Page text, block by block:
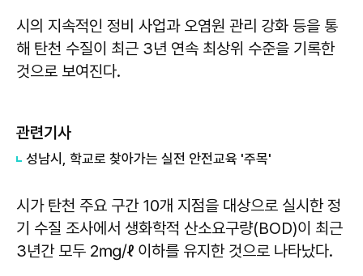
시의 지속적인 정비 사업과 오염원 관리 강화 등을 통
해 탄천 수질이 최근 3년 연속 최상위 수준을 기록한
것으로 보여진다.
관련기사
성남시, 학교로 찾아가는 실전 안전교육 '주목'
시가 탄천 주요 구간 10개 지점을 대상으로 실시한 정
기 수질 조사에서 생화학적 산소요구량(BOD)이 최근
3년간 모두 2㎎/ℓ 이하를 유지한 것으로 나타났다.